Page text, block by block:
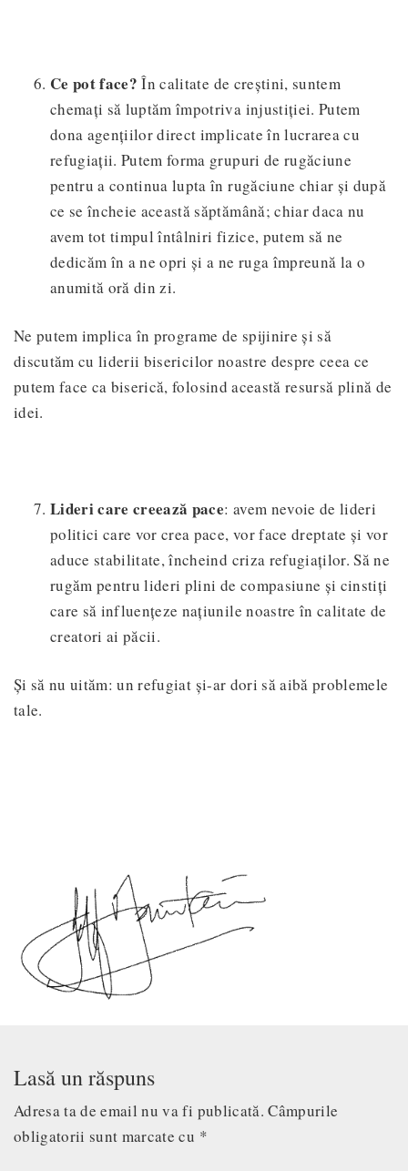
Ce pot face? În calitate de creștini, suntem
chemați să luptăm împotriva injustiției. Putem
dona agențiilor direct implicate în lucrarea cu
refugiații. Putem forma grupuri de rugăciune
pentru a continua lupta în rugăciune chiar și după
ce se încheie această săptămână; chiar daca nu
avem tot timpul întâlniri fizice, putem să ne
dedicăm în a ne opri și a ne ruga împreună la o
anumită oră din zi.
Ne putem implica în programe de spijinire și să
discutăm cu liderii bisericilor noastre despre ceea ce
putem face ca biserică, folosind această resursă plină de
idei.
Lideri care creează pace: avem nevoie de lideri
politici care vor crea pace, vor face dreptate și vor
aduce stabilitate, încheind criza refugiaților. Să ne
rugăm pentru lideri plini de compasiune și cinstiți
care să influențeze națiunile noastre în calitate de
creatori ai păcii.
Și să nu uităm: un refugiat și-ar dori să aibă problemele
tale.
Lasă un răspuns
Adresa ta de email nu va fi publicată. Câmpurile
obligatorii sunt marcate cu *